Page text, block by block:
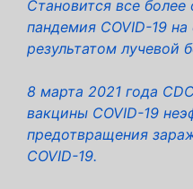
Становится все
пандемия COVID-19
результатом лучевой
8 марта 2021 года
вакцины COVID-19
предотвращения
COVID-19.